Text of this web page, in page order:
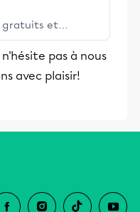
gratuits et
les élèves
la réussitepas à nous
avec plaisir!